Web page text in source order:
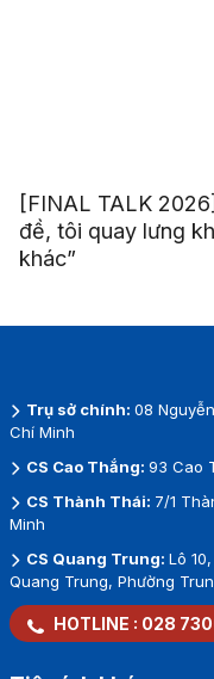
[FINAL TALK
đề, tôi quay lưng
khác”
Trụ sở chính: 08
Chí Minh
CS Cao Thắng: 93 Cao
CS Thành Thái: 7/1
Minh
CS Quang Trung: Lô
Quang Trung, Phường
HOTLINE : 028